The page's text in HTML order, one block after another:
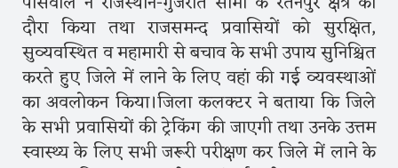
दौरा किया तथा राजसमन्द प्रवासियों को सुरक्षित,
सुव्यवस्थित व महामारी से बचाव के सभी उपाय सुनिश्चित
करते हुए जिले में लाने के लिए वहां की गई व्यवस्थाओं
का अवलोकन किया।जिला कलक्टर ने बताया कि जिले
के सभी प्रवासियों की ट्रेकिंग की जाएगी तथा उनके उत्तम
स्वास्थ्य के लिए सभी जरूरी परीक्षण कर जिले में लाने के